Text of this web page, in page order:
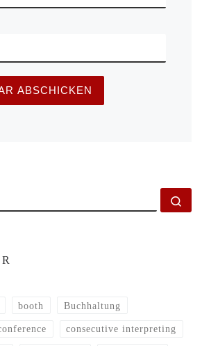
booth Buchhaltung
consecutive interpreting